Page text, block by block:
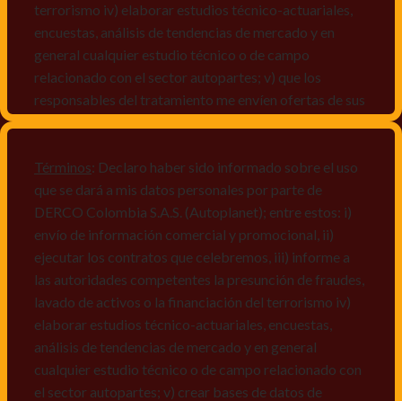
terrorismo iv) elaborar estudios técnico-actuariales,
encuestas, análisis de tendencias de mercado y en
general cualquier estudio técnico o de campo
relacionado con el sector autopartes; v) que los
responsables del tratamiento me envíen ofertas de sus
mismos, vi) crear bases de datos de acuerdo a las
características y perfiles de los titulares de Datos
Personales, v) encuestas de satisfacción, vi) reportes
recall.
Declaro que puedo acceder a la política de protección
de datos personales de Derco en la
direcciónwww.autoplanet.com.co, igualmente,
manifiesto que he sido informado sobre mis derechos
a conocer, actualizar, rectificar, suprimir, solicitar
prueba: i) de autorización y ii) finalidad, presentar
Términos: Declaro haber sido informado sobre el uso
que se dará a mis datos personales por parte de
DERCO Colombia S.A.S. (Autoplanet); entre estos: i)
envío de información comercial y promocional, ii)
ejecutar los contratos que celebremos, iii) informe a
las autoridades competentes la presunción de fraudes,
lavado de activos o la financiación del terrorismo iv)
elaborar estudios técnico-actuariales, encuestas,
análisis de tendencias de mercado y en general
cualquier estudio técnico o de campo relacionado con
el sector autopartes; v) crear bases de datos de